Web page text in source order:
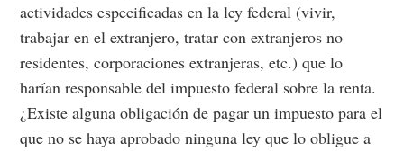
actividades especificadas en la ley federal (vivir,
trabajar en el extranjero, tratar con extranjeros no
residentes, corporaciones extranjeras, etc.) que lo
harían responsable del impuesto federal sobre la renta.
¿Existe alguna obligación de pagar un impuesto para el
que no se haya aprobado ninguna ley que lo obligue a